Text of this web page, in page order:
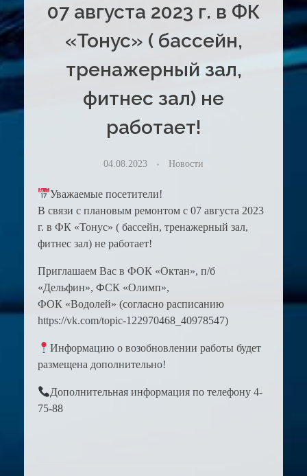
07 августа 2023 г. в ФК
«Тонус» ( бассейн,
тренажерный зал,
фитнес зал) не
работает!
04.08.2023 Новости
Уважаемые посетители!
В связи с плановым ремонтом с 07 августа 2023
г. в ФК «Тонус» ( бассейн, тренажерный зал,
фитнес зал) не работает!
Приглашаем Вас в ФОК «Октан», п/б
«Дельфин», ФСК «Олимп»,
ФОК «Водолей» (согласно расписанию
https://vk.com/topic-122970468_40978547)
Информацию о возобновлении работы будет
размещена дополнительно!
Дополнительная информация по телефону 4-
75-88